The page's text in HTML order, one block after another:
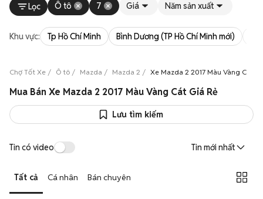
Lọc Ô tô 7 Giá Năm sản xuất
Khu vực: Tp Hồ Chí Minh Bình Dương (TP Hồ Chí Minh mới)
Chợ Tốt Xe Ô tô Mazda Mazda 2 Xe Mazda 2 2017 Màu Vàng Cát
Mua Bán Xe Mazda 2 2017 Màu Vàng Cát Giá Rẻ
Lưu tìm kiếm
Tin có video Tin mới nhất
Tất cả Cá nhân Bán chuyên